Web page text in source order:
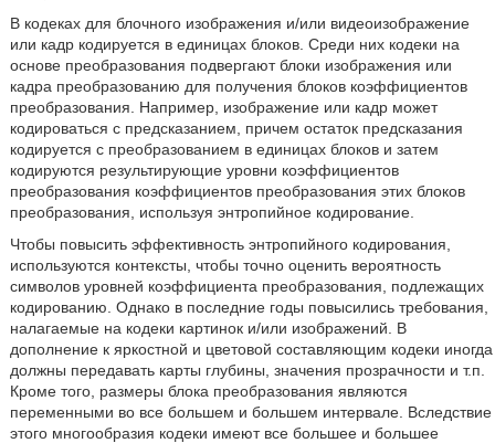
В кодеках для блочного изображения и/или видеоизображение
или кадр кодируется в единицах блоков. Среди них кодеки на
основе преобразования подвергают блоки изображения или
кадра преобразованию для получения блоков коэффициентов
преобразования. Например, изображение или кадр может
кодироваться с предсказанием, причем остаток предсказания
кодируется с преобразованием в единицах блоков и затем
кодируются результирующие уровни коэффициентов
преобразования коэффициентов преобразования этих блоков
преобразования, используя энтропийное кодирование.
Чтобы повысить эффективность энтропийного кодирования,
используются контексты, чтобы точно оценить вероятность
символов уровней коэффициента преобразования, подлежащих
кодированию. Однако в последние годы повысились требования,
налагаемые на кодеки картинок и/или изображений. В
дополнение к яркостной и цветовой составляющим кодеки иногда
должны передавать карты глубины, значения прозрачности и т.п.
Кроме того, размеры блока преобразования являются
переменными во все большем и большем интервале. Вследствие
этого многообразия кодеки имеют все большее и большее